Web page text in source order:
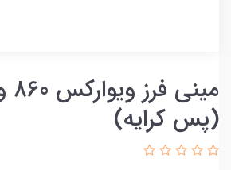
(پس کرایه)